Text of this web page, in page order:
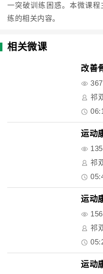
一突破训练困惑。本微课
练的相关内容。
相关微课
改善
祁
运动
祁
运动
祁
运动